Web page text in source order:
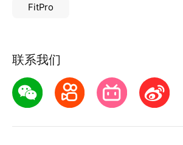
FitPro
联系我们